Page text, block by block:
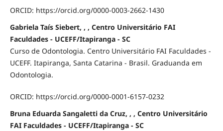
ORCID: https://orcid.org/0000-0003-2662-1430
Gabriela Taís Siebert, , , Centro Universitário FAI
Faculdades - UCEFF/Itapiranga - SC
Curso de Odontologia. Centro Universitário FAI Faculdades -
UCEFF. Itapiranga, Santa Catarina - Brasil. Graduanda em
Odontologia.
ORCID: https://orcid.org/0000-0001-6157-0232
Bruna Eduarda Sangaletti da Cruz, , , Centro Universitário
FAI Faculdades - UCEFF/Itapiranga - SC